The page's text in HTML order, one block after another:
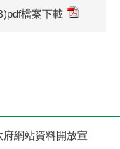
檔案下載
府網站資料開放宣